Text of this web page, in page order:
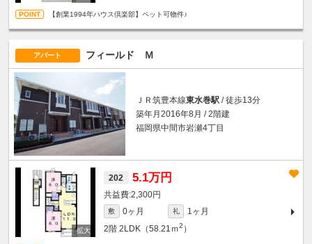
【創業1994年ハウス倶楽部】ペット可物件♪
アパート フィールド Ｍ
ＪＲ筑豊本線東水巻駅 / 徒歩13分
築年月2016年8月 / 2階建
福岡県中間市岩瀬4丁目
202 5.1万円
2,300円
敷 0ヶ月 礼
1ヶ月
2階 2LDK（58.21ｍ2 ）